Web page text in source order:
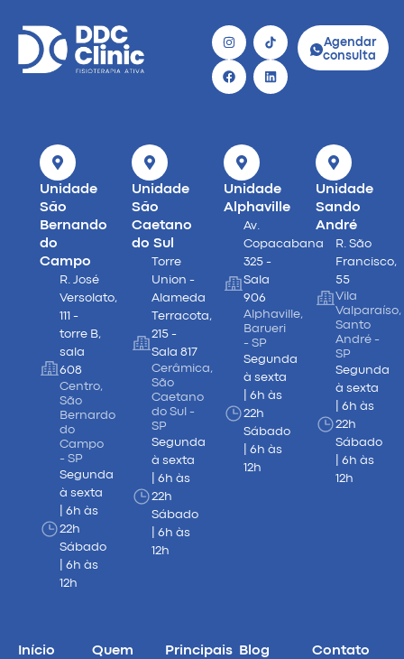
Agendar
consulta
Unidade
São
Bernando
do
Campo
R. José
Versolato,
111 -
torre B,
sala
608
Centro,
São
Bernardo
do
Campo
- SP
Segunda
à sexta
| 6h às
22h
Sábado
| 6h às
12h
Unidade
São
Caetano
do Sul
Torre
Union -
Alameda
Terracota,
215 -
Sala 817
Cerâmica,
São
Caetano
do Sul -
SP
Segunda
à sexta
| 6h às
22h
Sábado
| 6h às
12h
Unidade
Alphaville
Av.
Copacabana
325 -
Sala
906
Alphaville,
Barueri
- SP
Segunda
à sexta
| 6h às
22h
Sábado
| 6h às
12h
Unidade
Sando
André
R. São
Francisco,
55
Vila
Valparaíso,
Santo
André -
SP
Segunda
à sexta
| 6h às
22h
Sábado
| 6h às
12h
Início
Quem
Principais
Blog Contato